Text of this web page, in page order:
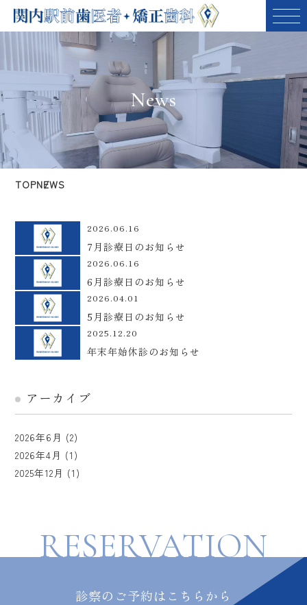
News
TOPNEWS
2026.06.16
7月診療日のお知らせ
2026.06.16
6月診療日のお知らせ
2026.04.01
5月診療日のお知らせ
2025.12.20
年末年始休診のお知らせ
アーカイブ
2026年6月 (2)
2026年4月 (1)
2025年12月 (1)
RESERVATION
診察のご予約はこちらから